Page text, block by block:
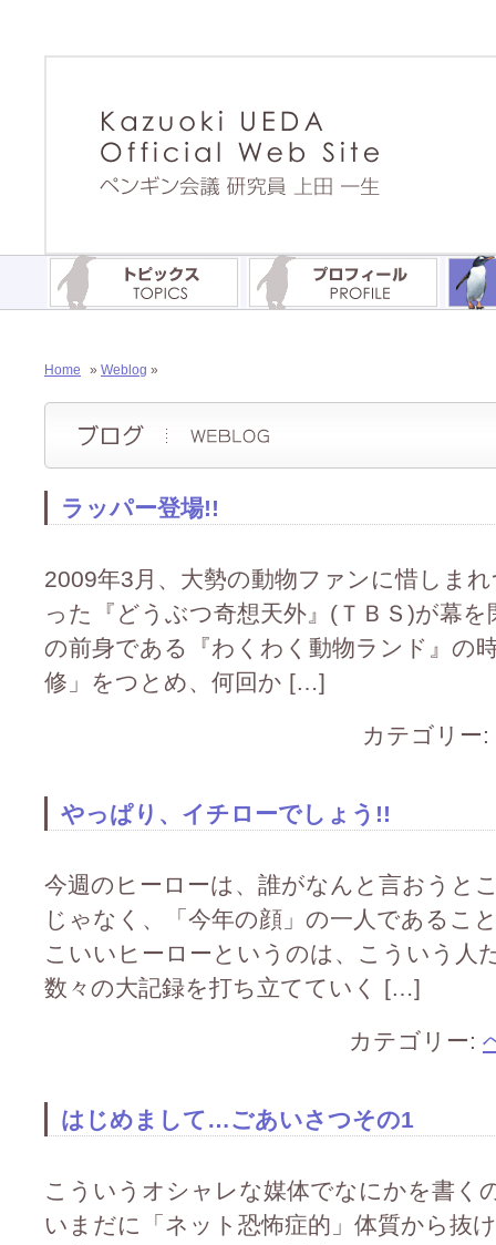
Home » Weblog »
ラッパー登場!!
2009年3月、大勢の動物ファンに惜しま
った『どうぶつ奇想天外』(ＴＢＳ)が幕
の前身である『わくわく動物ランド』の
修」をつとめ、何回か […]
カテゴリー:
やっぱり、イチローでしょう!!
今週のヒーローは、誰がなんと言おうと
じゃなく、「今年の顔」の一人であるこ
こいいヒーローというのは、こういう人
数々の大記録を打ち立てていく […]
カテゴリー:
はじめまして…ごあいさつその1
こういうオシャレな媒体でなにかを書く
いまだに「ネット恐怖症的」体質から抜